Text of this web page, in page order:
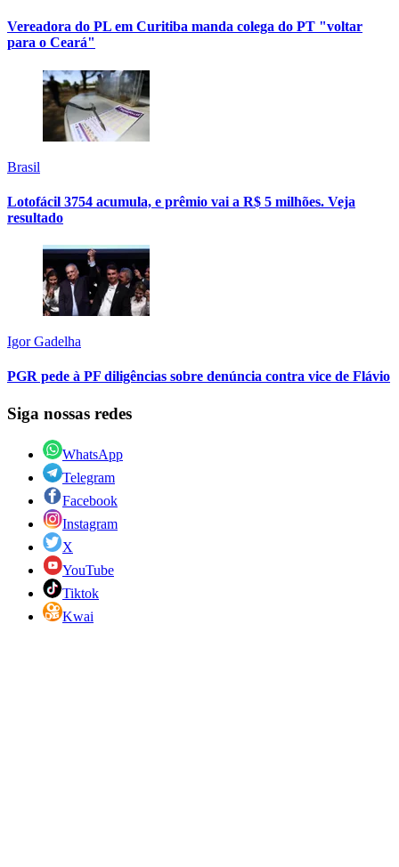
Vereadora do PL em Curitiba manda colega do PT "voltar
para o Ceará"
Brasil
Lotofácil 3754 acumula, e prêmio vai a R$ 5 milhões. Veja
resultado
Igor Gadelha
PGR pede à PF diligências sobre denúncia contra vice de Flávio
Siga nossas redes
WhatsApp
Telegram
Facebook
Instagram
X
YouTube
Tiktok
Kwai